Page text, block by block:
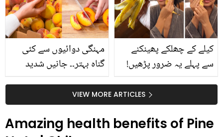
حقیقت کیا ہے اور افواہ
کیا؟
مہنگی دوائیوں سے کئی
گناہ بہتر۔۔ جانیں شدید
کیوں کھانا چاہیے؟
کیلے کے چھلکے پھینکنے
سے پہلے یہ ضرور پڑھیں!
سستا اور قدرتی حلVIEW MORE ARTICLES
Amazing health benefits of Pine